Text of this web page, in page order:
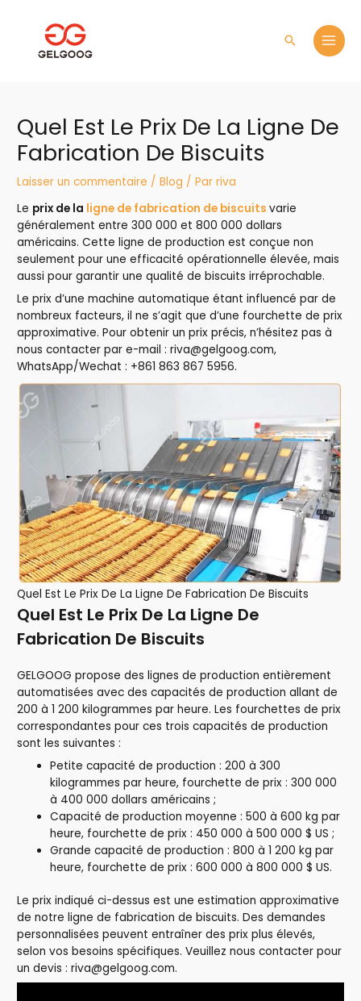
Quel Est Le Prix De La Ligne De
Fabrication De Biscuits
Laisser un commentaire /Blog / Parriva
Le prix de la ligne de fabrication de biscuitsvarie
généralement entre 300 000 et 800 000 dollars
américains. Cette ligne de production est conçue non
seulement pour une efficacité opérationnelle élevée, mais
aussi pour garantir une qualité de biscuits irréprochable.
Le prix d’une machine automatique étant influencé par de
nombreux facteurs, il ne s’agit que d’une fourchette de prix
approximative. Pour obtenir un prix précis, n’hésitez pas à
nous contacter par e-mail : riva@gelgoog.com,
WhatsApp/Wechat : +861 863 867 5956.
Quel Est Le Prix De La Ligne De Fabrication De Biscuits
Quel Est Le Prix De La Ligne De
Fabrication De Biscuits
GELGOOG propose des lignes de production entièrement
automatisées avec des capacités de production allant de
200 à 1 200 kilogrammes par heure. Les fourchettes de prix
correspondantes pour ces trois capacités de production
sont les suivantes :
Petite capacité de production : 200 à 300
kilogrammes par heure, fourchette de prix : 300 000
à 400 000 dollars américains ;
Capacité de production moyenne : 500 à 600 kg par
heure, fourchette de prix : 450 000 à 500 000 $ US ;
Grande capacité de production : 800 à 1 200 kg par
heure, fourchette de prix : 600 000 à 800 000 $ US.
Le prix indiqué ci-dessus est une estimation approximative
de notre ligne de fabrication de biscuits. Des demandes
personnalisées peuvent entraîner des prix plus élevés,
selon vos besoins spécifiques. Veuillez nous contacter pour
un devis : riva@gelgoog.com.
l’article